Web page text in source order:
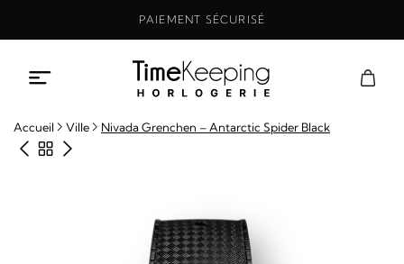
PAIEMENT SÉCURISÉ
Accueil Ville Nivada Grenchen – Antarctic Spider Black
Produit précédent
Retour à la boutique
Produit suivant